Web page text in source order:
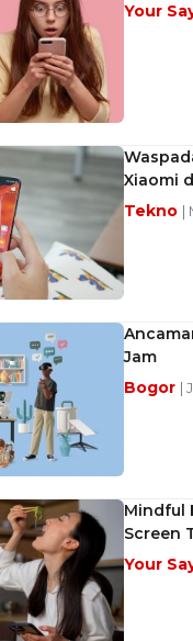
Your
Xiaomi
Tekno |
Jam
Bogor |
Mindful
Screen
Your